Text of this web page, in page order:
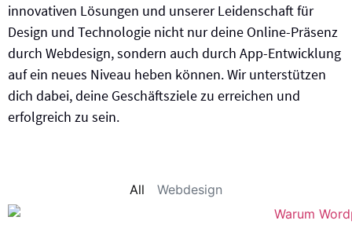
innovativen Lösungen und unserer Leidenschaft für
Design und Technologie nicht nur deine Online-Präsenz
durch Webdesign, sondern auch durch App-Entwicklung
auf ein neues Niveau heben können. Wir unterstützen
dich dabei, deine Geschäftsziele zu erreichen und
erfolgreich zu sein.
Webdesign
All